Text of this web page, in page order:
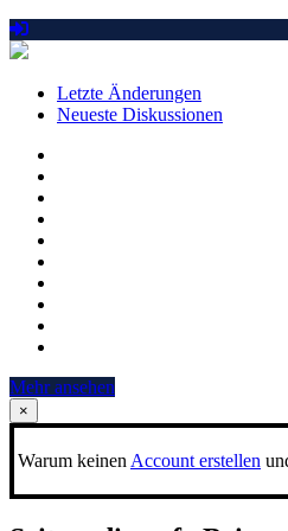
Letzte Änderungen
Neueste Diskussionen
Mehr ansehen
×
Warum keinen Account erstellen